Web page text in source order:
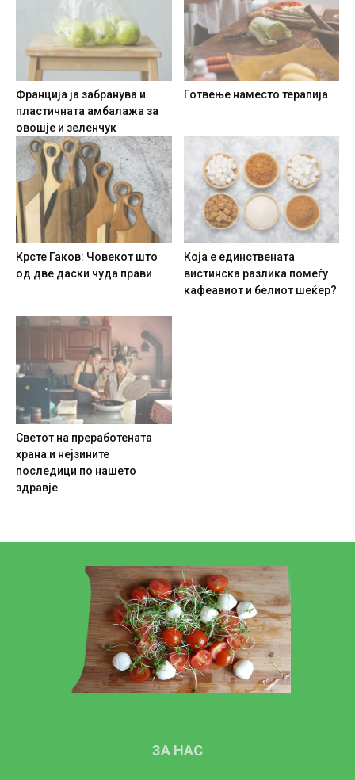
Франција ја забранува и
пластичната амбалажа за
овошје и зеленчук
Готвење наместо терапија
Крсте Гаков: Човекот што
од две даски чуда прави
Која е единствената
вистинска разлика помеѓу
кафеавиот и белиот шеќер?
Светот на преработената
храна и нејзините
последици по нашето
здравје
ЗА НАС